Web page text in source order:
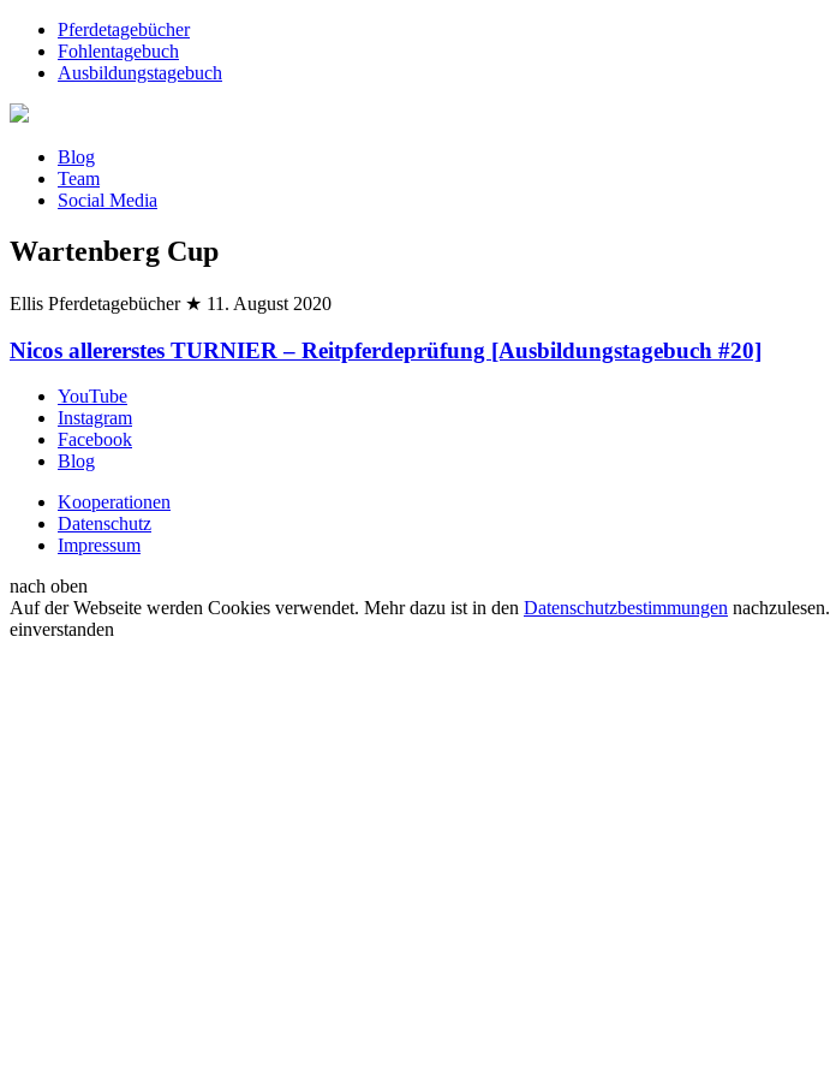
Pferdetagebücher
Fohlentagebuch
Ausbildungstagebuch
Blog
Team
Social Media
Wartenberg Cup
Ellis Pferdetagebücher ★ 11. August 2020
Nicos allererstes TURNIER – Reitpferdeprüfung [Ausbildungstagebuch #20]
YouTube
Instagram
Facebook
Blog
Kooperationen
Datenschutz
Impressum
nach oben
Auf der Webseite werden Cookies verwendet. Mehr dazu ist in den Datenschutzbestimmungen nachzulesen.
einverstanden